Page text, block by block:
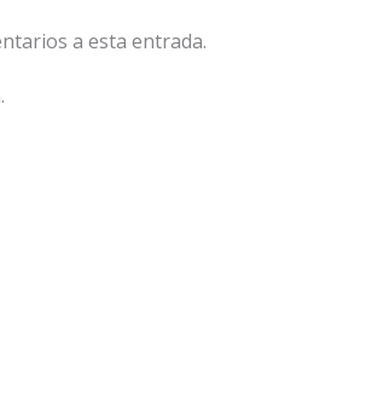
a esta entrada.